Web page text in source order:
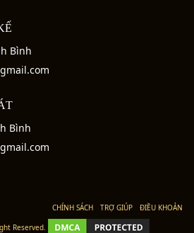
Bình
Bình
CHÍNH SÁCH TRỢ GIÚP
ĐIỀU KHOẢN
Reserved.